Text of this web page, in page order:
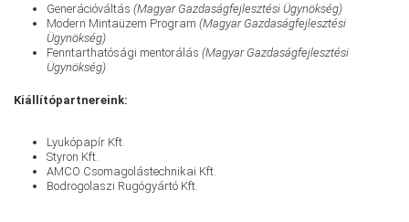
Generációváltás (Magyar Gazdaságfejlesztési Ügynökség)
Modern Mintaüzem Program (Magyar Gazdaságfejlesztési
Ügynökség)
Fenntarthatósági mentorálás (Magyar Gazdaságfejlesztési
Ügynökség)
Kiállítópartnereink:
Lyukópapír Kft.
Styron Kft.
AMCO Csomagolástechnikai Kft.
Bodrogolaszi Rugógyártó Kft.